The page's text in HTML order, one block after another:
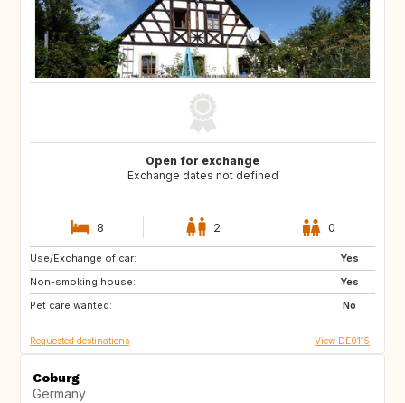
Open for exchange
Exchange dates not defined
8 2 0
Use/Exchange of car:
Yes
Non-smoking house:
Yes
Pet care wanted:
No
FR
AT
IE
Requested destinations View DE0115
Coburg
Germany